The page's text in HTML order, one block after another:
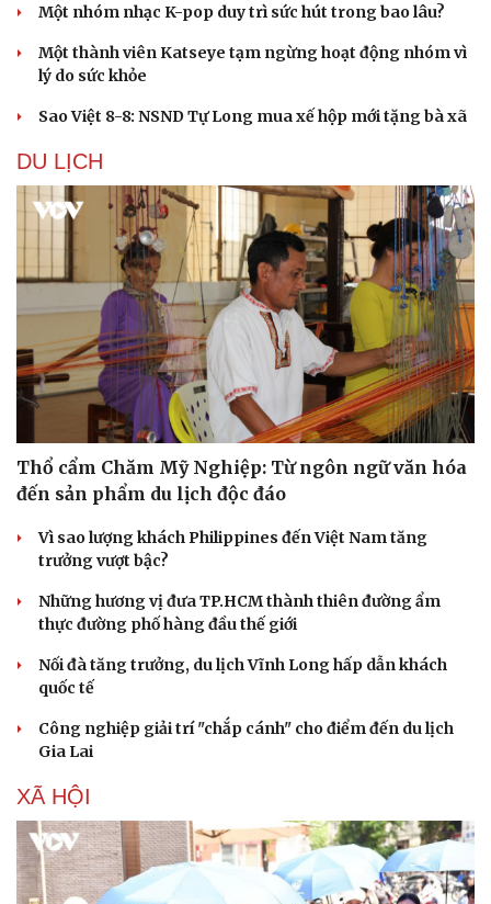
Một nhóm nhạc K-pop duy trì sức hút trong bao lâu?
Một thành viên Katseye tạm ngừng hoạt động nhóm vì
lý do sức khỏe
Sao Việt 8-8: NSND Tự Long mua xế hộp mới tặng bà xã
DU LỊCH
Thổ cẩm Chăm Mỹ Nghiệp: Từ ngôn ngữ văn hóa
đến sản phẩm du lịch độc đáo
Vì sao lượng khách Philippines đến Việt Nam tăng
trưởng vượt bậc?
Những hương vị đưa TP.HCM thành thiên đường ẩm
thực đường phố hàng đầu thế giới
Nối đà tăng trưởng, du lịch Vĩnh Long hấp dẫn khách
quốc tế
Công nghiệp giải trí "chắp cánh" cho điểm đến du lịch
Gia Lai
XÃ HỘI